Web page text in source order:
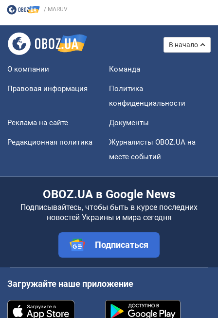
MARUV
В начало
О компании Команда
Правовая информация
Политика
конфиденциальности
Реклама на сайте Документы
Редакционная политика
Журналисты OBOZ.UA на
месте событий
OBOZ.UA в Google News
Подписывайтесь, чтобы быть в курсе последних
новостей Украины и мира сегодня
Подписаться
Загружайте наше приложение